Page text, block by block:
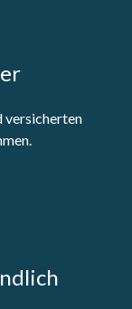
versicherten